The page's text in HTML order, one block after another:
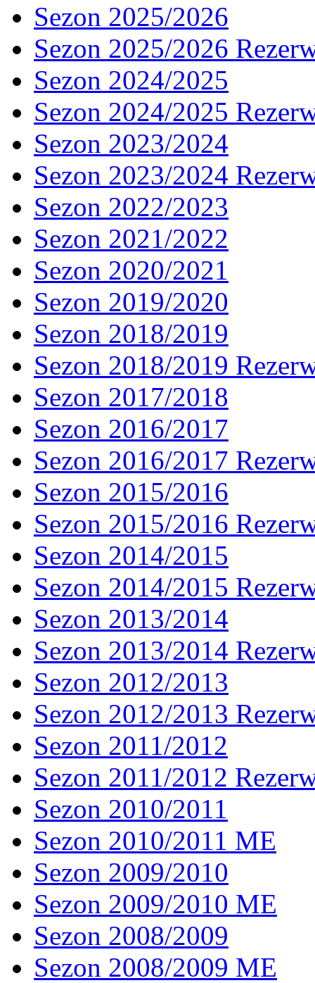
Sezon 2025/2026
Sezon 2025/2026
Sezon 2024/2025
Sezon 2024/2025
Sezon 2023/2024
Sezon 2023/2024
Sezon 2022/2023
Sezon 2021/2022
Sezon 2020/2021
Sezon 2019/2020
Sezon 2018/2019
Sezon 2018/2019
Sezon 2017/2018
Sezon 2016/2017
Sezon 2016/2017
Sezon 2015/2016
Sezon 2015/2016
Sezon 2014/2015
Sezon 2014/2015
Sezon 2013/2014
Sezon 2013/2014
Sezon 2012/2013
Sezon 2012/2013
Sezon 2011/2012
Sezon 2011/2012
Sezon 2010/2011
Sezon 2010/2011 ME
Sezon 2009/2010
Sezon 2009/2010 ME
Sezon 2008/2009
Sezon 2008/2009 ME